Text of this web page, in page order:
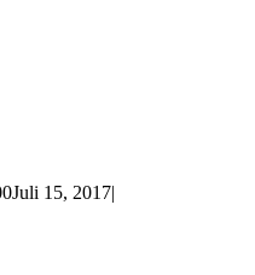
Juli 15, 2017|